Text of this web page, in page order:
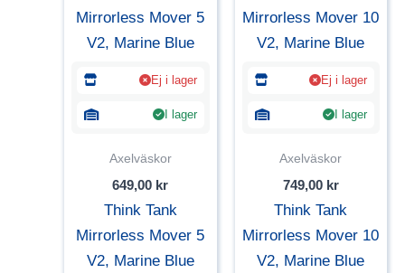
Ej i lager
I lager
Axelväskor
649,00 kr
Think Tank
Mirrorless Mover 5
V2, Marine Blue
Ej i lager
I lager
Axelväskor
749,00 kr
Think Tank
Mirrorless Mover 10
V2, Marine Blue